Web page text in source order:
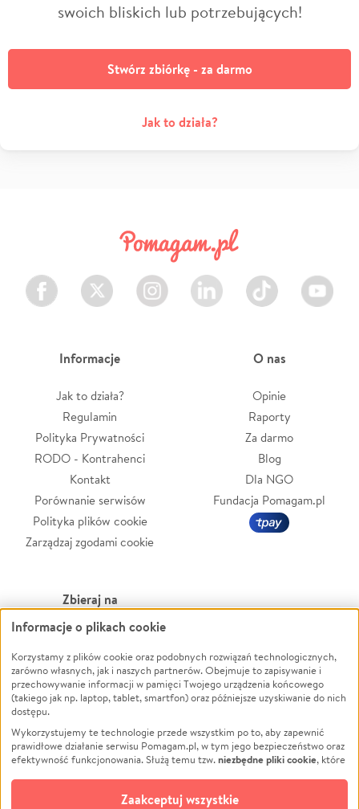
swoich bliskich lub potrzebujących!
Stwórz zbiórkę - za darmo
Jak to działa?
Facebook Twitter Instagram LinkedIn TikTok Youtube
Informacje
Jak to działa?
Regulamin
Polityka Prywatności
RODO - Kontrahenci
Kontakt
Porównanie serwisów
Polityka plików cookie
Zarządzaj zgodami cookie
O nas
Opinie
Raporty
Za darmo
Blog
Dla NGO
Fundacja Pomagam.pl
Zbieraj na
Leczenie
Zwierzęta
Pożar
Ukraina
Pomoc Finansowa
Projekty
Pogrzeb
Społeczność lokalna
Powódź
Wichura
NGO
Edukacja
Podróż
Impreza
Ochrona środowiska
Informacje o plikach cookie
Korzystamy z plików cookie oraz podobnych rozwiązań technologicznych,
zarówno własnych, jak i naszych partnerów. Obejmuje to zapisywanie i
przechowywanie informacji w pamięci Twojego urządzenia końcowego
(takiego jak np. laptop, tablet, smartfon) oraz późniejsze uzyskiwanie do nich
dostępu.
Wykorzystujemy te technologie przede wszystkim po to, aby zapewnić
prawidłowe działanie serwisu Pomagam.pl, w tym jego bezpieczeństwo oraz
efektywność funkcjonowania. Służą temu tzw.niezbędne pliki cookie, które
opcjonalnych plików cookie
Zaakceptuj wszystkie